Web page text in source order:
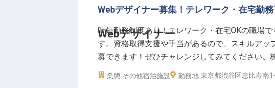
安定した月給229,000円からスタートし、年2回の
年間休日110日、月火休みを基本としたシフト制
ら働けます。
社会保険完備はもちろん、結婚式やレストラン、
Webデザイナー
Webデザイナー募集！テレワーク・在宅勤
時短勤務制度あり！テレワーク・在宅OKの職場
す。資格取得支援や手当があるので、スキルアッ
募できます！ぜひチャレンジしてみてください。
では、Webデザイナーを募集中です。ホテルやレ
を展開している会社です。アクセス良好、利便性
業態 その他宿泊施設 勤務地 東京都渋谷区恵比寿南